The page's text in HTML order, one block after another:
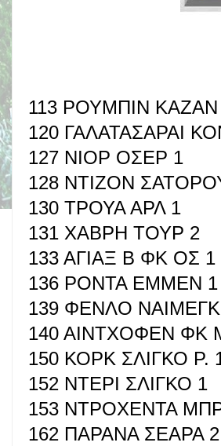
113 ΡΟΥΜΠΙΝ
120 ΓΑΛΑΤΑΣΑΡΑΙ
127 ΝΙΟΡ ΟΣΕΡ 1
128 ΝΤΙΖΟΝ
130 ΤΡΟΥΑ ΑΡΛ 1
131 ΧΑΒΡΗ ΤΟΥΡ 2
133 ΑΓΙΑΞ Β ΦΚ ΟΣ 1
136 ΡΟΝΤΑ ΕΜΜΕΝ 1
139 ΦΕΝΛΟ
140 ΑΙΝΤΧΟΦΕΝ ΦΚ
150 ΚΟΡΚ ΣΛΙΓΚΟ Ρ.
152 ΝΤΕΡΙ ΣΛΙΓΚΟ 1
153 ΝΤΡΟΧΕΝΤΑ
162 ΠΑΡΑΝΑ ΣΕΑΡΑ 2